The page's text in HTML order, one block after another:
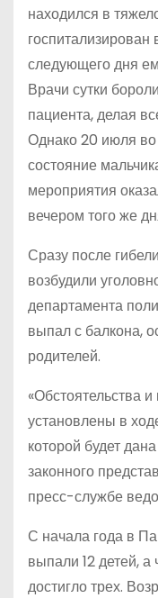
находился в
следующего дня
Врачи сутки
пациента, делая
Однако 20 июля
состояние
мероприятия
вечером того же
Сразу после
возбудили
департамента
выпал с балкона,
родителей.
«Обстоятельства
установлены в
которой будет
законного
пресс-службе
С начала года в
выпали 12 детей,
достигло трех.